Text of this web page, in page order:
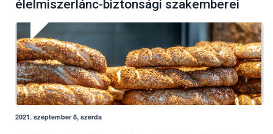
élelmiszerlánc-biztonsági szakemberei
2021. szeptember 8, szerda